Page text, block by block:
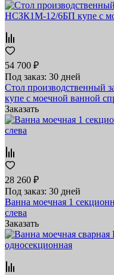
54 700 ₽
Под заказ: 30 дней
Стол
купе с моечной ванной
Заказать
28 260 ₽
Под заказ: 30 дней
Ванна моечная 1
слева
Заказать